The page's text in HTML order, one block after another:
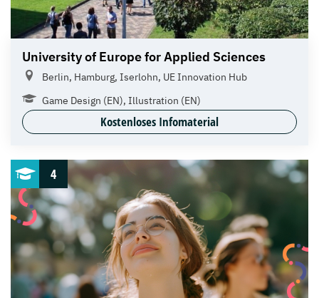
University of Europe for Applied Sciences
Berlin, Hamburg, Iserlohn, UE Innovation Hub
Game Design (EN), Illustration (EN)
Kostenloses Infomaterial
4